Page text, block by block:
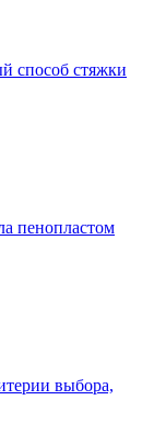
способ стяжки
пенопластом
выбора,